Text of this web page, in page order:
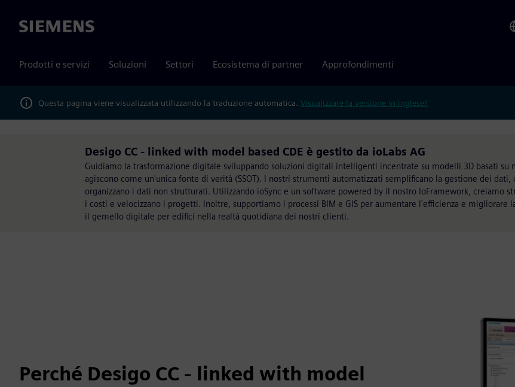
Siemens
Prodotti e servizi Soluzioni Settori Ecosistema di partner Approfondimenti
Questa pagina viene visualizzata utilizzando la traduzione automatica. Visualizzare la versione in inglese?
Desigo CC - linked with model based CDE è gestito da ioLabs AG
Guidiamo la trasformazione digitale sviluppando soluzioni digitali intelligenti incentrate su modelli 3D basati su
agiscono come un'unica fonte di verità (SSOT). I nostri strumenti automatizzati semplificano la gestione dei
organizzano i dati non strutturati. Utilizzando ioSync e un software powered by il nostro IoFramework, creiamo
i costi e velocizzano i progetti. Inoltre, supportiamo i processi BIM e GIS per aumentare l'efficienza e migliorare
il gemello digitale per edifici nella realtà quotidiana dei nostri clienti.
Perché Desigo CC - linked with model